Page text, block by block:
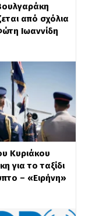
ειδήσεις
από σχόλια
Ιωαννίδη
Κυριάκου
για το ταξίδι
– «Ειρήνη»